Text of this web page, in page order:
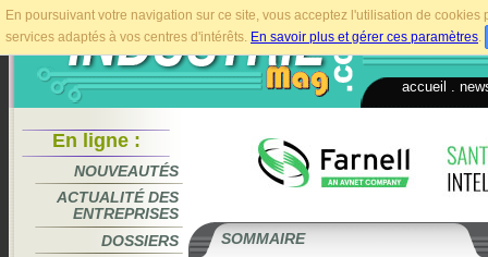
En poursuivant votre navigation sur ce site, vous acceptez l'utilisation de
services adaptés à vos centres d'intérêts. En savoir plus et gérer ces paramètres.
accueil
En ligne :
NOUVEAUTÉS
ACTUALITÉ DES
ENTREPRISES
DOSSIERS
SOMMAIRE